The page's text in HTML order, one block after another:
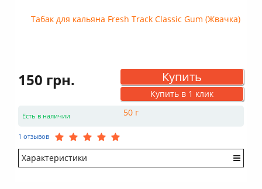
150 грн. Купить
Купить в 1 клик
Есть в наличии
1 отзывов
Характеристики